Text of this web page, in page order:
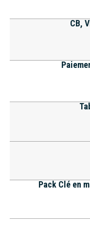
CB,
Pack Clé en